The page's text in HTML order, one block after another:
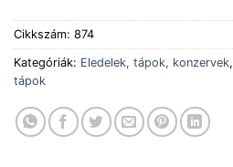
Cikkszám: 874
Kategóriák: Eledelek, tápok, konzervek,
tápok